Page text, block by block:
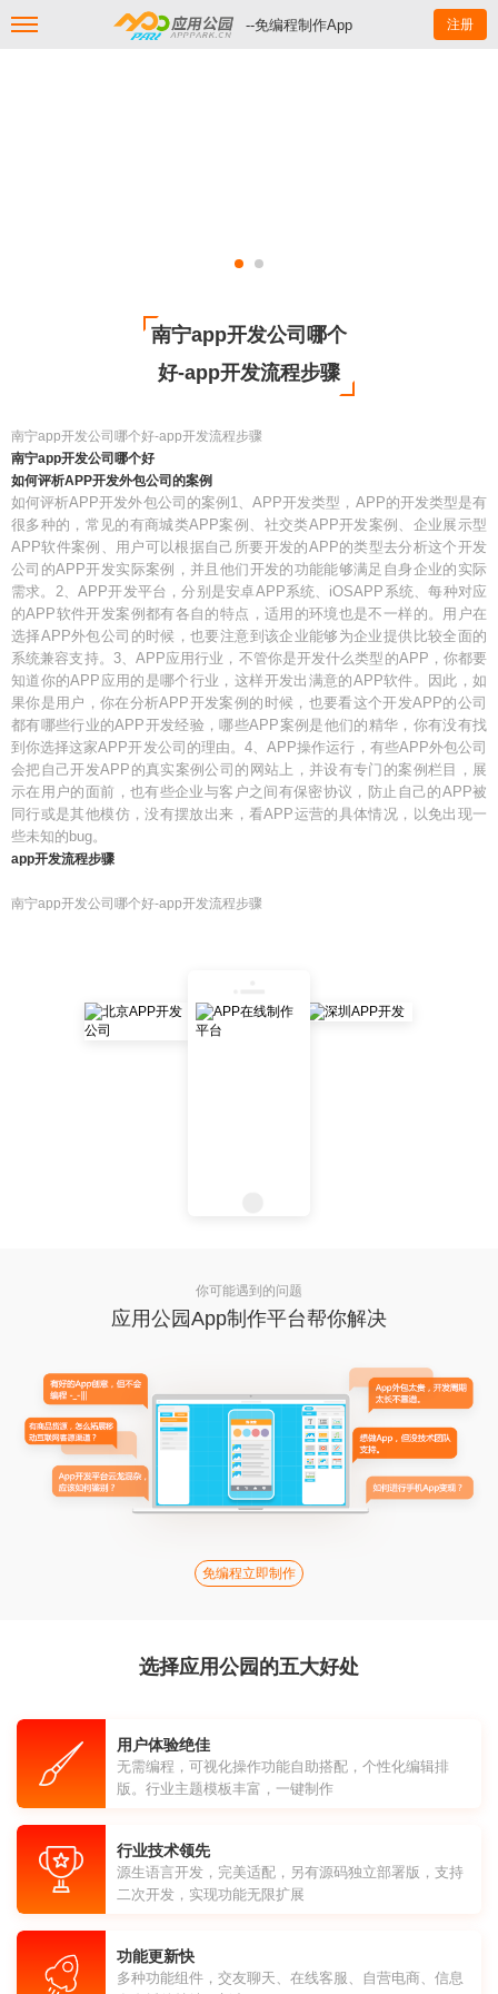
--免编程制作App 注册
南宁app开发公司哪个
好-app开发流程步骤
南宁app开发公司哪个好-app开发流程步骤
南宁app开发公司哪个好
如何评析APP开发外包公司的案例
如何评析APP开发外包公司的案例1、APP开发类型，APP的开发类型是有
很多种的，常见的有商城类APP案例、社交类APP开发案例、企业展示型
APP软件案例、用户可以根据自己所要开发的APP的类型去分析这个开发
公司的APP开发实际案例，并且他们开发的功能能够满足自身企业的实际
需求。2、APP开发平台，分别是安卓APP系统、iOSAPP系统、每种对应
的APP软件开发案例都有各自的特点，适用的环境也是不一样的。用户在
选择APP外包公司的时候，也要注意到该企业能够为企业提供比较全面的
系统兼容支持。3、APP应用行业，不管你是开发什么类型的APP，你都要
知道你的APP应用的是哪个行业，这样开发出满意的APP软件。因此，如
果你是用户，你在分析APP开发案例的时候，也要看这个开发APP的公司
都有哪些行业的APP开发经验，哪些APP案例是他们的精华，你有没有找
到你选择这家APP开发公司的理由。4、APP操作运行，有些APP外包公司
会把自己开发APP的真实案例公司的网站上，并设有专门的案例栏目，展
示在用户的面前，也有些企业与客户之间有保密协议，防止自己的APP被
同行或是其他模仿，没有摆放出来，看APP运营的具体情况，以免出现一
些未知的bug。
app开发流程步骤
南宁app开发公司哪个好-app开发流程步骤
你可能遇到的问题
应用公园App制作平台帮你解决
免编程立即制作
选择应用公园的五大好处
用户体验绝佳
无需编程，可视化操作功能自助搭配，个性化编辑排
版。行业主题模板丰富，一键制作
行业技术领先
源生语言开发，完美适配，另有源码独立部署版，支持
二次开发，实现功能无限扩展
功能更新快
多种功能组件，交友聊天、在线客服、自营电商、信息